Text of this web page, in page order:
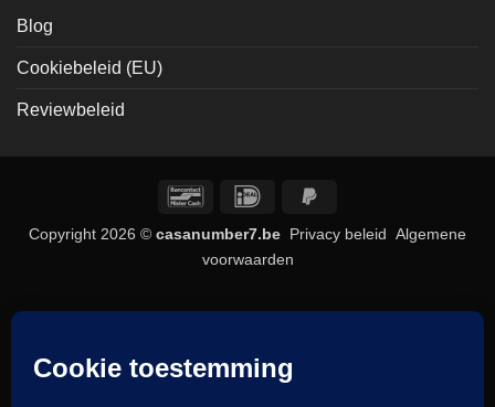
Blog
Cookiebeleid (EU)
Reviewbeleid
BancontactIDeal
Copyright 2026 © casanumber7.be Privacy beleid Algemene
voorwaarden